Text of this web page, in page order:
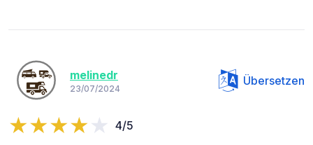
melinedr
23/07/2024
Übersetzen
4/5